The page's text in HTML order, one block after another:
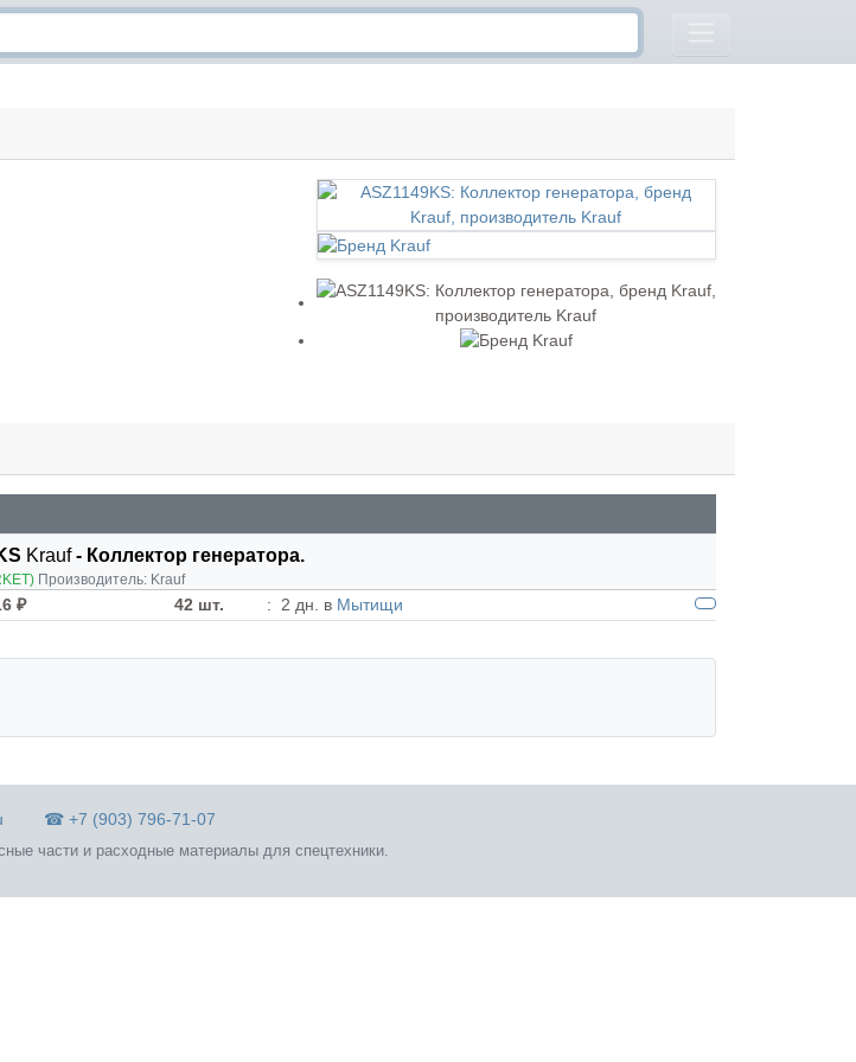
Krauf- Коллектор генератора.
Производитель: Krauf
₽ 42 шт. : 2 дн. в Мытищи
☎ +7 (903) 796-71-07
части и расходные материалы для спецтехники.